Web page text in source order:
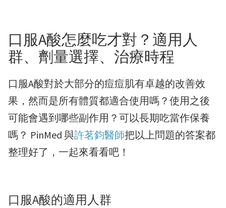
口服A酸怎麼吃才對？適用人
群、劑量選擇、治療時程
口服A酸對於大部分的痘痘肌有卓越的改善效
果，然而是所有體質都適合使用嗎？使用之後
可能會遇到哪些副作用？可以長期吃當作保養
嗎？ PinMed 與許茗鈞醫師把以上問題的答案都
整理好了，一起來看看吧！
口服A酸的適用人群